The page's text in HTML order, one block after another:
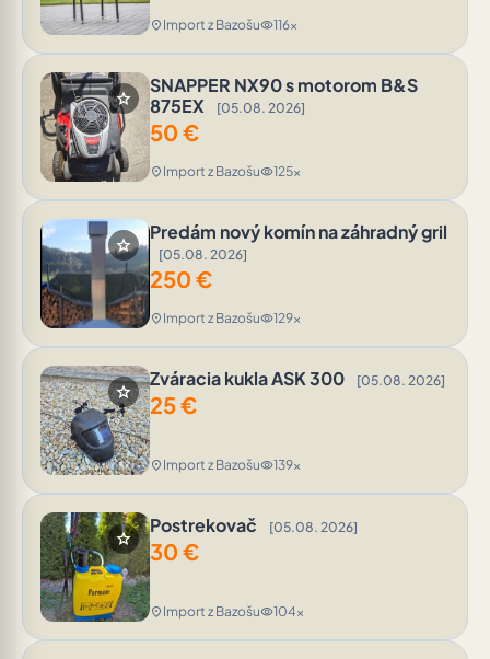
location_on Import z Bazošuvisibility116x
star
SNAPPER NX90 s motorom B&S
875EX
[05.08. 2026]
50 €
location_on Import z Bazošuvisibility125x
star
Predám nový komín na záhradný gril
[05.08. 2026]
250 €
location_on Import z Bazošuvisibility129x
star
Zváracia kukla ASK 300 [05.08. 2026]
25€
location_on Import z Bazošuvisibility139x
star
Postrekovač [05.08. 2026]
30 €
location_on Import z Bazošuvisibility104x